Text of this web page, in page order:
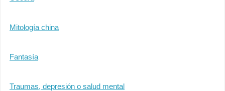
Mitología china
Fantasía
Traumas, depresión o salud mental